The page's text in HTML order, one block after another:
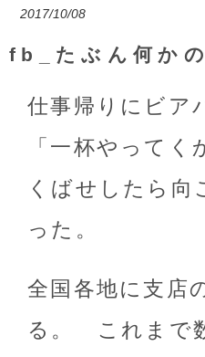
2017/10/08
fb_たぶん何か
仕事帰りにビア
「一杯やって
くばせしたら向
った。
全国各地に支店
る。 これまで